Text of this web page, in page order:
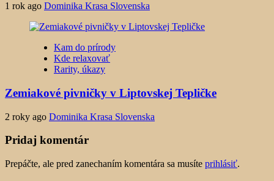
1 rok ago Dominika Krasa Slovenska
Kam do prírody
Kde relaxovať
Rarity, úkazy
Zemiakové pivničky v Liptovskej Tepličke
2 roky ago Dominika Krasa Slovenska
Pridaj komentár
Prepáčte, ale pred zanechaním komentára sa musíte prihlásiť.